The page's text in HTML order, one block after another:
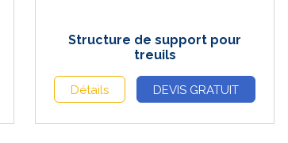
Structure de support pour
treuils
Détails DEVIS GRATUIT